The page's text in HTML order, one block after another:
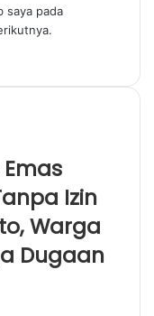
saya pada
Izin
Warga
Dugaan